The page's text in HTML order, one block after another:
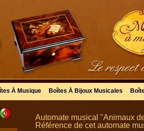
À Musique Boîtes À Bijoux Musicales
Automate musical "Animaux
Référence de cet automate